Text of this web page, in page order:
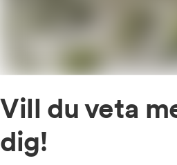
Vill du veta
dig!